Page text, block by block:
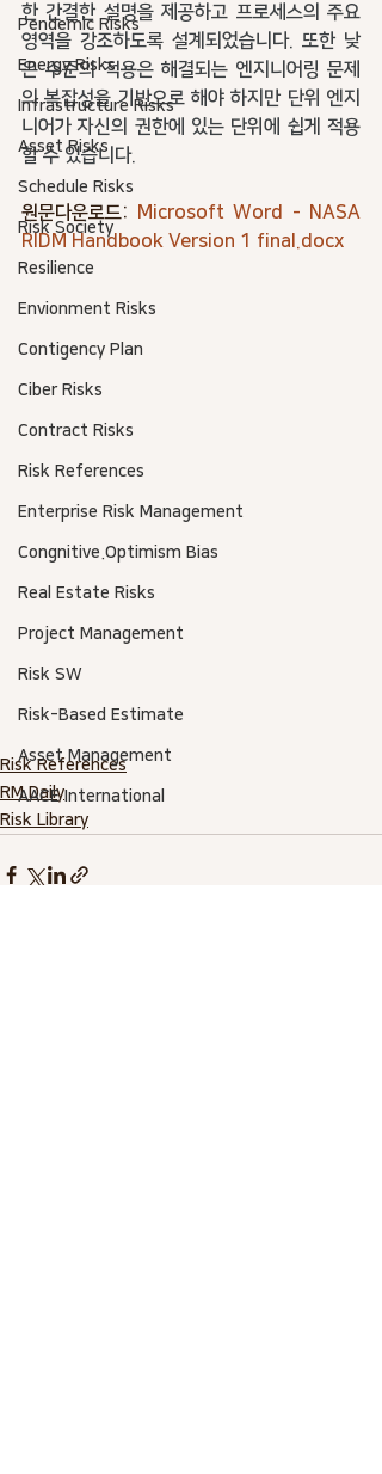
Pendemic Risks
Energy Risks
Infrastructure Risks
Asset Risks
Schedule Risks
Risk Society
Resilience
Envionment Risks
Contigency Plan
Ciber Risks
Contract Risks
Risk References
Enterprise Risk Management
Congnitive.Optimism Bias
Real Estate Risks
Project Management
Risk SW
Risk-Based Estimate
Asset Management
AACE International
한 간결한 설명을 제공하고 프로세스의 주요
영역을 강조하도록 설계되었습니다. 또한 낮
은 수준의 적용은 해결되는 엔지니어링 문제
의 복잡성을 기반으로 해야 하지만 단위 엔지
니어가 자신의 권한에 있는 단위에 쉽게 적용
할 수 있습니다.
원문다운로드:
Microsoft Word - NASA
RIDM Handbook Version 1 final.docx
Risk References
RM Daily
Risk Library